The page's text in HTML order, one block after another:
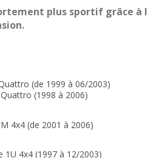
plus sportif grâce à
(de 1999 à 06/2003)
(1998 à 2006)
4x4 (de 2001 à 2006)
1U 4x4 (1997 à 12/2003)